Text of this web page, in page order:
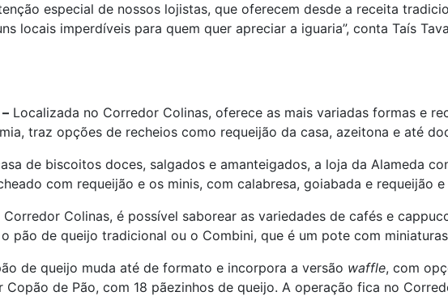
especial de nossos lojistas, que oferecem desde a receita
locais imperdíveis para quem quer apreciar a iguaria”, conta Taís
Localizada no Corredor Colinas, oferece as mais variadas formas e
traz opções de recheios como requeijão da casa, azeitona e até
de biscoitos doces, salgados e amanteigados, a loja da Alameda
com requeijão e os minis, com calabresa, goiabada e requeijão
Corredor Colinas, é possível saborear as variedades de cafés e
pão de queijo tradicional ou o Combini, que é um pote com
de queijo muda até de formato e incorpora a versão waffle, com
Copão de Pão, com 18 pãezinhos de queijo. A operação fica no